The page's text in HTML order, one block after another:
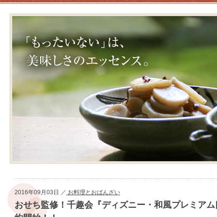
2016年09月03日 ／ お料理とおばんざい
おせち監修！千趣会『ディズニー・和風プレミア